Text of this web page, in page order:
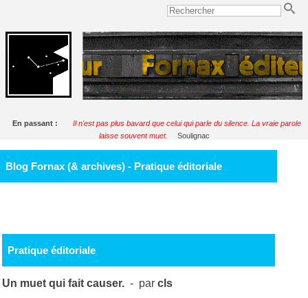
En passant :
Il n'est pas plus bavard que celui qui parle du silence. La vraie parole
laisse souvent muet.
Soulignac
Blog Fornax (& archives) - Pratique éditoriale
Pratique éditoriale
Un muet qui fait causer. - parcls